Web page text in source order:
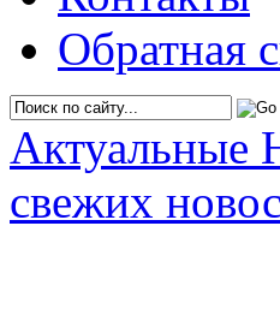
Обратная
Актуальные
свежих